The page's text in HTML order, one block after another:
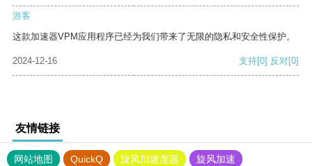
游客
这款加速器VPM应用程序已经为我们带来了无限的隐私和安全性保护。
2024-12-16 支持[0] 反对[0]
友情链接
网站地图 QuickQ 旋风加速度器
旋风加速